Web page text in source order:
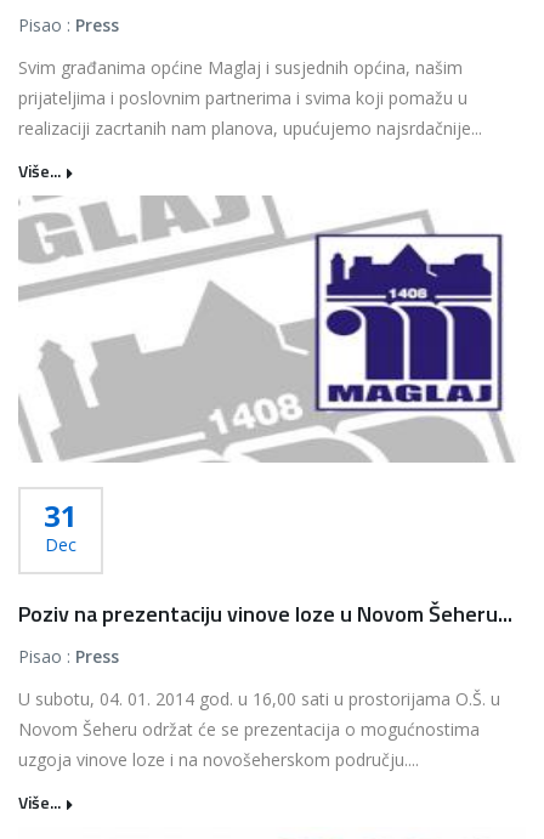
Pisao : Press
Svim građanima općine Maglaj i susjednih općina, našim
prijateljima i poslovnim partnerima i svima koji pomažu u
realizaciji zacrtanih nam planova, upućujemo najsrdačnije...
Više...
31
Dec
Poziv na prezentaciju vinove loze u Novom Šeheru...
Pisao : Press
U subotu, 04. 01. 2014 god. u 16,00 sati u prostorijama O.Š. u
Novom Šeheru održat će se prezentacija o mogućnostima
uzgoja vinove loze i na novošeherskom području....
Više...